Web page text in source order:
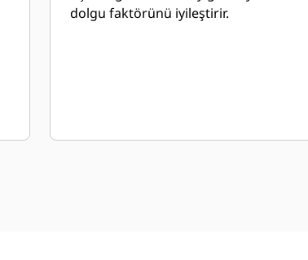
dolgu faktörünü iyileştirir.